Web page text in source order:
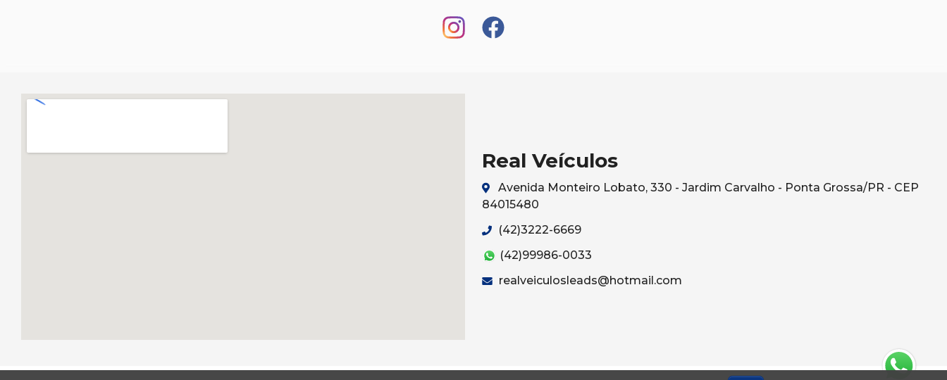
Real Veículos
Avenida Monteiro Lobato, 330 - Jardim Carvalho - Ponta Grossa/PR - CEP
84015480
(42)3222-6669
(42)99986-0033
realveiculosleads@hotmail.com